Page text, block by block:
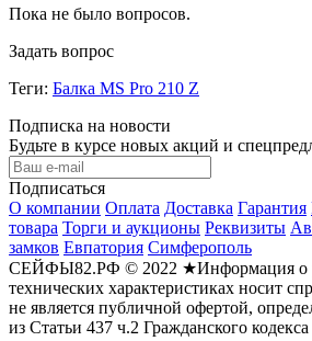
Пока не было вопросов.
Задать вопрос
Теги: Балка MS Pro 210 Z
Подписка на новости
Будьте в курсе новых акций и
Подписаться
О компании Оплата Доставка Гарантия
товара Торги и аукционы Реквизиты
замков Евпатория Симферополь
СЕЙФЫ82.РФ © 2022 ★Информация о
технических характеристиках носит
не является публичной офертой,
из Статьи 437 ч.2 Гражданского